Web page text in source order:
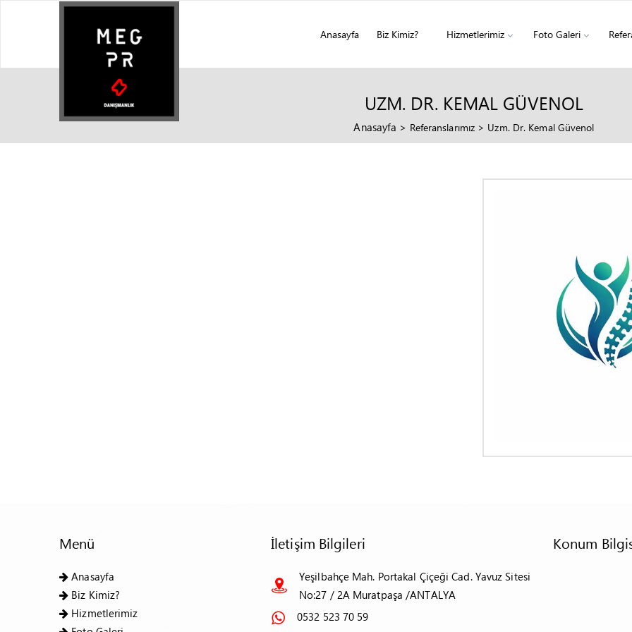
Anasayfa Biz Kimiz? Hizmetlerimiz Foto Galeri
UZM. DR. KEMAL GÜVENOL
Anasayfa > Referanslarımız > Uzm. Dr. Kemal Güvenol
Menü
Anasayfa
Biz Kimiz?
Hizmetlerimiz
İletişim Bilgileri
Yeşilbahçe Mah. Portakal Çiçeği Cad. Yavuz Sitesi
No:27 / 2A Muratpaşa /ANTALYA
0532 523 70 59
Konum